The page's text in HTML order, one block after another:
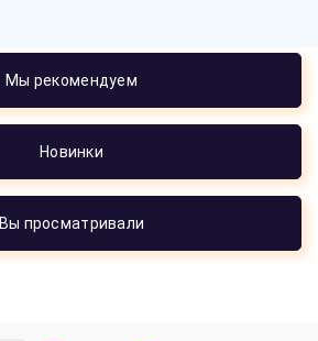
Мы рекомендуем
Новинки
Вы просматривали